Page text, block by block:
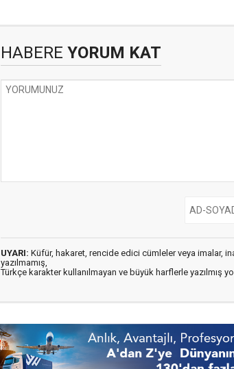
HABERE YORUM KAT
UYARI: Küfür, hakaret, rencide edici cümleler veya imalar,
yazılmamış,
Türkçe karakter kullanılmayan ve büyük harflerle yazılmış